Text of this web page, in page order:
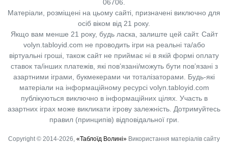
06706.
Матеріали, розміщені на цьому сайті, призначені виключно для
осіб віком від 21 року.
Якщо вам менше 21 року, будь ласка, залиште цей сайт. Сайт
volyn.tabloyid.com не проводить ігри на реальні та/або
віртуальні гроші, також сайт не приймає ні в якій формі оплату
ставок та/інших платежів, які пов’язані/можуть бути пов’язані з
азартними іграми, букмекерами чи тоталізаторами. Будь-які
матеріали на інформаційному ресурсі volyn.tabloyid.com
публікуються виключно в інформаційних цілях. Участь в
азартних іграх може викликати ігрову залежність. Дотримуйтесь
правил (принципів) відповідальної гри.
Copyright © 2014-2026, «Таблоїд Волині» Використання матеріалів сайту